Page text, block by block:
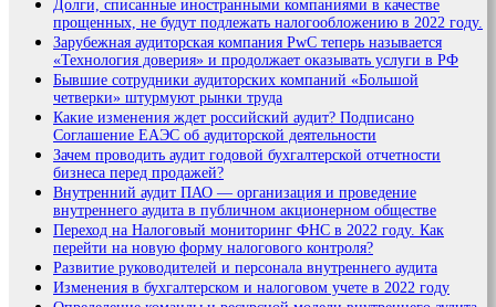
Долги, списанные иностранными компаниями в качестве
прощенных, не будут подлежать налогообложению в 2022 году.
Зарубежная аудиторская компания PwC теперь называется
«Технология доверия» и продолжает оказывать услуги в РФ
Бывшие сотрудники аудиторских компаний «Большой
четверки» штурмуют рынки труда
Какие изменения ждет российский аудит? Подписано
Соглашение ЕАЭС об аудиторской деятельности
Зачем проводить аудит годовой бухгалтерской отчетности
бизнеса перед продажей?
Внутренний аудит ПАО — организация и проведение
внутреннего аудита в публичном акционерном обществе
Переход на Налоговый мониторинг ФНС в 2022 году. Как
перейти на новую форму налогового контроля?
Развитие руководителей и персонала внутреннего аудита
Изменения в бухгалтерском и налоговом учете в 2022 году